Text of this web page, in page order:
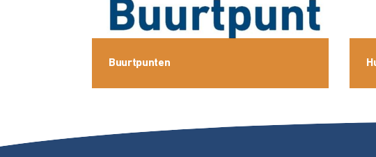
Buurtpunten